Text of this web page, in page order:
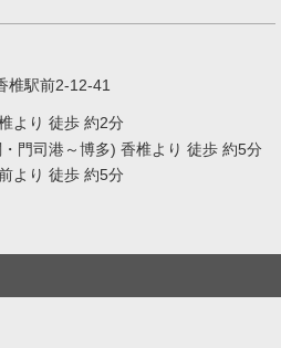
椎駅前2-12-41
より 徒歩 約2分
門司港～博多) 香椎より 徒歩 約5分
より 徒歩 約5分